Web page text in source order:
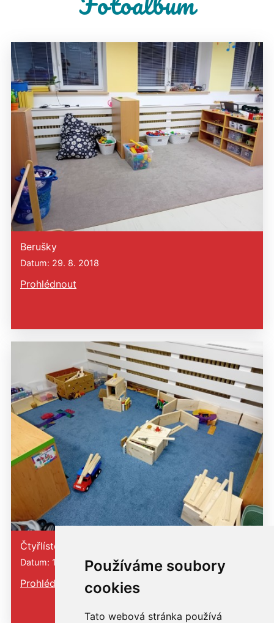
Používáme soubory
cookies
Tato webová stránka používá
Berušky
Datum: 29. 8. 2018
Prohlédnout
Čtyřlístci
Datum: 10. 11. 2025
Prohlédnout